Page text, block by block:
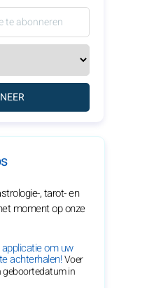
, tarot- en
moment op onze
om uw
achterhalen!Voer
geboortedatum in